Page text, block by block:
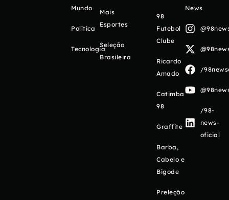
Mundo
Política
Tecnologia
Mais
Esportes
Seleção
Brasileira
98
Futebol
Clube
Ricardo
Amado
Catimba
98
Graffite
Barba,
Cabelo e
Bigode
Preleção
News
/
/98-
news-
oficial